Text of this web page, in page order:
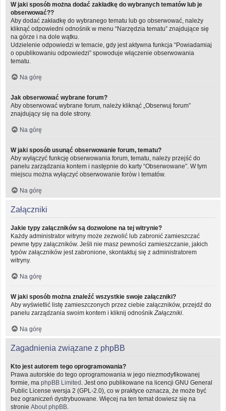
W jaki sposób można dodać zakładkę do wybranych tematów lub je
obserwować??
Aby dodać zakładkę do wybranego tematu lub go obserwować, należy
kliknąć odpowiedni odnośnik w menu “Narzędzia tematu” znajdujące się
na górze i na dole wątku.
Udzielenie odpowiedzi w temacie, gdy jest aktywna funkcja “Powiadamiaj
o opublikowaniu odpowiedzi” spowoduje włączenie obserwowania
tematu.
Na górę
Jak obserwować wybrane forum?
Aby obserwować wybrane forum, należy kliknąć „Obserwuj forum”
znajdujący się na dole strony.
Na górę
W jaki sposób usunąć obserwowanie forum, tematu?
Aby wyłączyć funkcję obserwowania forum, tematu, należy przejść do
panelu zarządzania kontem i następnie do karty “Obserwowane”. W tym
miejscu można wyłączyć obserwowanie forów i tematów.
Na górę
Załączniki
Jakie typy załączników są dozwolone na tej witrynie?
Każdy administrator witryny może zezwolić lub zabronić zamieszczać
pewne typy załączników. Jeśli nie masz pewności zamieszczanie, jakich
typów załączników jest zabronione, skontaktuj się z administratorem
witryny.
Na górę
W jaki sposób można znaleźć wszystkie swoje załączniki?
Aby wyświetlić listę zamieszczonych przez ciebie załączników, przejdź do
panelu zarządzania swoim kontem i kliknij odnośnik Załączniki
Na górę
Zagadnienia związane z phpBB
Kto jest autorem tego oprogramowania?
Prawa autorskie do tego oprogramowania w jego niezmodyfikowanej
formie, ma phpBB Limited . Jest ono publikowane na licencji GNU General
Public License wersja 2 (GPL-2.0), co w praktyce oznacza, że może być
bez ograniczeń dystrybuowane. Więcej na ten temat dowiesz się na
stronie About phpBB